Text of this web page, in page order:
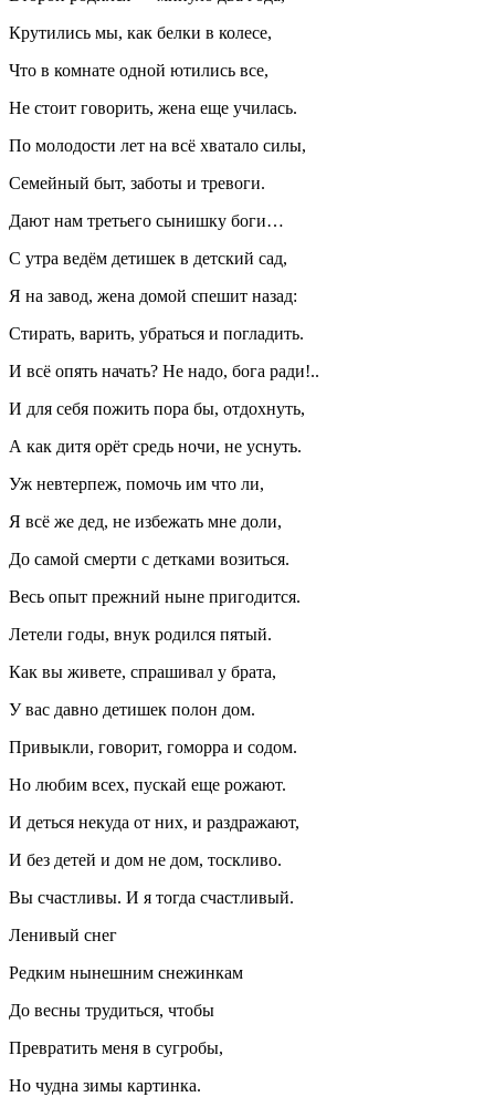
Крутились мы, как белки в колесе,
Что в комнате одной ютились все,
Не стоит говорить, жена еще училась.
По молодости лет на всё хватало силы,
Семейный быт, заботы и тревоги.
Дают нам третьего сынишку боги…
С утра ведём детишек в детский сад,
Я на завод, жена домой спешит назад:
Стирать, варить, убраться и погладить.
И всё опять начать? Не надо, бога ради!..
И для себя пожить пора бы, отдохнуть,
А как дитя орёт средь ночи, не уснуть.
Уж невтерпеж, помочь им что ли,
Я всё же дед, не избежать мне доли,
До самой смерти с детками возиться.
Весь опыт прежний ныне пригодится.
Летели годы, внук родился пятый.
Как вы живете, спрашивал у брата,
У вас давно детишек полон дом.
Привыкли, говорит, гоморра и содом.
Но любим всех, пускай еще рожают.
И деться некуда от них, и раздражают,
И без детей и дом не дом, тоскливо.
Вы счастливы. И я тогда счастливый.
Ленивый снег
Редким нынешним снежинкам
До весны трудиться, чтобы
Превратить меня в сугробы,
Но чудна зимы картинка.